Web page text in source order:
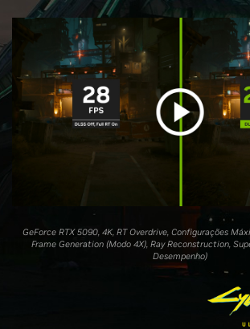
GeForce RTX 5090, 4K, RT Overdrive, Configurações
Frame Generation (Modo 4X), Ray Reconstruction,
Desempenho)